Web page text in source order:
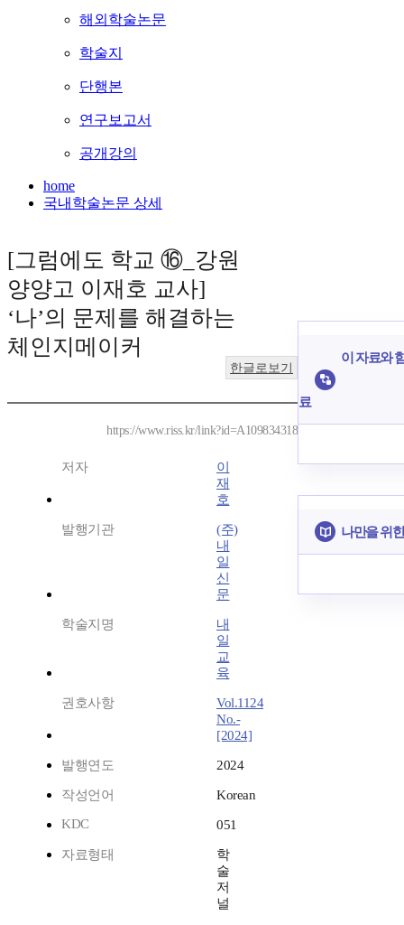
해외학술논문
학술지
단행본
연구보고서
공개강의
home
국내학술논문 상세
[그럼에도 학교 ⑯_강원
양양고 이재호 교사]
‘나’의 문제를 해결하는
체인지메이커
한글로보기
https://www.riss.kr/link?id=A109834318
저자
이
재
호
발행기관
(주)
내
일
신
문
학술지명
내
일
교
육
권호사항
Vol.1124
No.-
[2024]
발행연도 2024
작성언어
Korean
KDC
051
자료형태
학
술
저
널
이 자료와
료
나만을 위